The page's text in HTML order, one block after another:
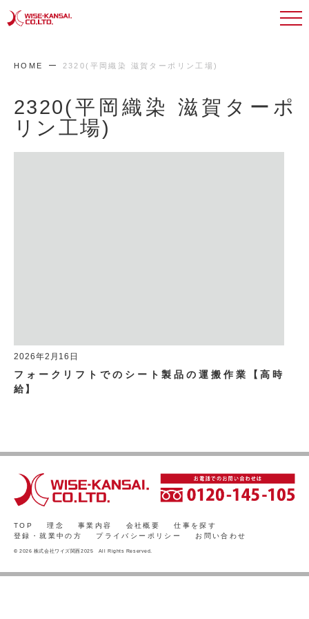
HOME 2320(平岡織染 滋賀ターポリン工場)
2320(平岡織染 滋賀ターポ
リン工場)
2026年2月16日
フォークリフトでのシート製品の運搬作業【高時
給】
TOP 理念 事業内容 会社概要
仕事を探す
登録・就業中の方
プライバシーポリシー お問い合わせ
© 2026 株式会社ワイズ関西2025 All Rights Reserved.